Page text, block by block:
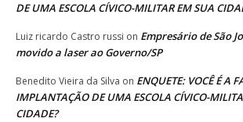
DE UMA ESCOLA CÍVICO-MILITAR EM SUA
Luiz ricardo Castro russi on Empresário de São
movido a laser ao Governo/SP
Benedito Vieira da Silva on ENQUETE: VOCÊ É A
IMPLANTAÇÃO DE UMA ESCOLA CÍVICO-
CIDADE?